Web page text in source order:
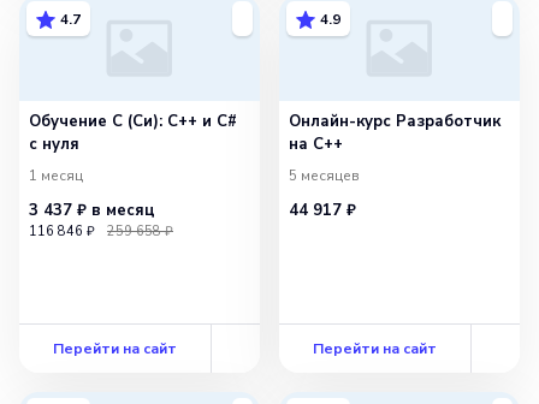
4.7
Обучение C (Си): C++ и C#
с нуля
1 месяц
3 437 ₽ в месяц
116 846 ₽ 259 658 ₽
Перейти на сайт
4.9
Онлайн-курс Разработчик
на C++
5 месяцев
44 917 ₽
Перейти на сайт